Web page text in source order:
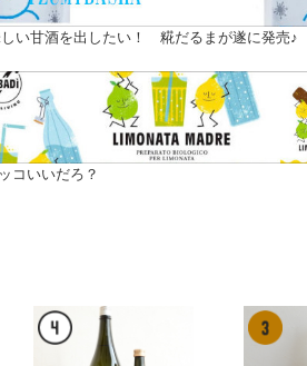
い甘酒を出したい！ 糀だるまが遂に発売♪
コいいだろ？